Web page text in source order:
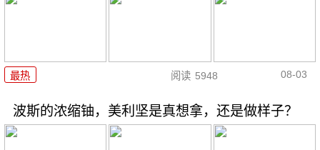
最热 阅读 5948 08-03
波斯的浓缩铀，美利坚是真想拿，还是做样子？